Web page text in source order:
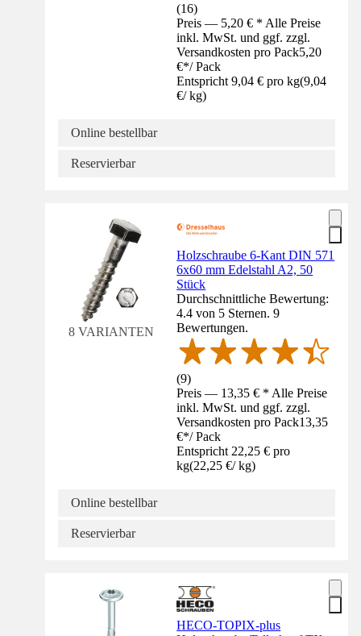
(16)
Preis — 5,20 € * Alle Preise
inkl. MwSt. und ggf. zzgl.
Versandkosten pro Pack5,20
€*/ Pack
Entspricht 9,04 € pro kg(9,04
€/ kg)
Online bestellbar
Reservierbar
8 VARIANTEN
Holzschraube 6-Kant DIN 571
6x60 mm Edelstahl A2, 50
Stück
Durchschnittliche Bewertung:
4.4 von 5 Sternen. 9
Bewertungen.
(9)
Preis — 13,35 € * Alle Preise
inkl. MwSt. und ggf. zzgl.
Versandkosten pro Pack13,35
€*/ Pack
Entspricht 22,25 € pro
kg(22,25 €/ kg)
Online bestellbar
Reservierbar
HECO-TOPIX-plus